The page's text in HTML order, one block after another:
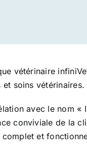
vétérinaire
et soins vétérinaires.
avec le nom
conviviale de la
complet et